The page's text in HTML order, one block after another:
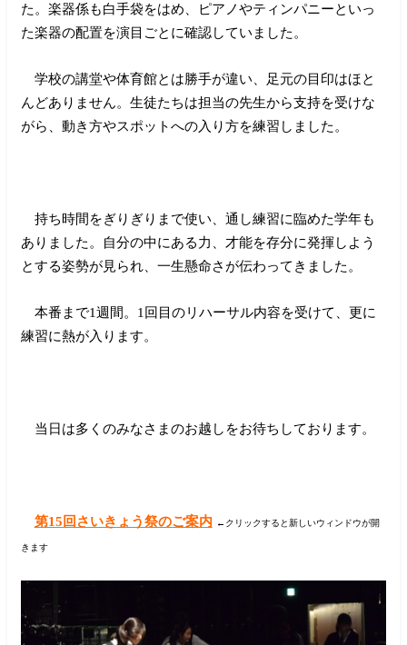
資料請求・お問い合わせ
閉じる
た。楽器係も白手袋をはめ、ピアノやティンパニーといっ
た楽器の配置を演目ごとに確認していました。
学校の講堂や体育館とは勝手が違い、足元の目印はほと
んどありません。生徒たちは担当の先生から支持を受けな
がら、動き方やスポットへの入り方を練習しました。
持ち時間をぎりぎりまで使い、通し練習に臨めた学年も
ありました。自分の中にある力、才能を存分に発揮しよう
とする姿勢が見られ、一生懸命さが伝わってきました。
本番まで1週間。 1回目のリハーサル内容を受けて、更に
練習に熱が入ります。
当日は多くのみなさまのお越しをお待ちしております。
第15回さいきょう祭のご案内 ←クリックすると新しいウィンドウが開
きます